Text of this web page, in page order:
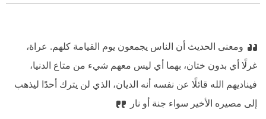
ومعنى الحديث أن الناس يجمعون يوم القيامة كلهم. عراة،
غرلًا أي بدون ختان، بهما أي ليس معهم شيء من متاع الدنيا،
فيناديهم الله قائلًا عن نفسه أنه الديان، الذي لن يترك أحدًا ليذهب
إلى مصيره الأخير سواء جنة أو نار